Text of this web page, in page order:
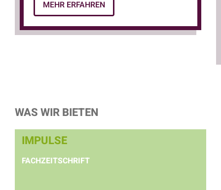
um Sozialleistungsträger diesbezüglich zu
beraten.
MEHR ERFAHREN
WAS WIR BIETEN
IMPULSE
FACHZEITSCHRIFT